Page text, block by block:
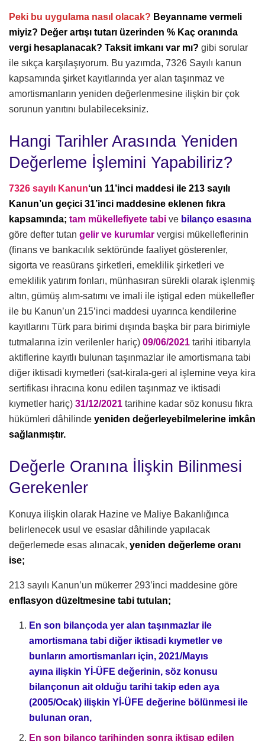
Peki bu uygulama nasıl olacak? Beyanname vermeli
miyiz? Değer artışı tutarı üzerinden % Kaç oranında
vergi hesaplanacak? Taksit imkanı var mı? gibi sorular
ile sıkça karşılaşıyorum. Bu yazımda, 7326 Sayılı kanun
kapsamında şirket kayıtlarında yer alan taşınmaz ve
amortismanların yeniden değerlenmesine ilişkin bir çok
sorunun yanıtını bulabileceksiniz.
Hangi Tarihler Arasında Yeniden
Değerleme İşlemini Yapabiliriz?
7326 sayılı Kanun‘un 11’inci maddesi ile 213 sayılı
Kanun’un geçici 31’inci maddesine eklenen fıkra
kapsamında; tam mükellefiyete tabi ve bilanço esasına
göre defter tutan gelir ve kurumlar vergisi mükelleflerinin
(finans ve bankacılık sektöründe faaliyet gösterenler,
sigorta ve reasürans şirketleri, emeklilik şirketleri ve
emeklilik yatırım fonları, münhasıran sürekli olarak işlenmiş
altın, gümüş alım-satımı ve imali ile iştigal eden mükellefler
ile bu Kanun’un 215’inci maddesi uyarınca kendilerine
kayıtlarını Türk para birimi dışında başka bir para birimiyle
tutmalarına izin verilenler hariç) 09/06/2021 tarihi itibarıyla
aktiflerine kayıtlı bulunan taşınmazlar ile amortismana tabi
diğer iktisadi kıymetleri (sat-kirala-geri al işlemine veya kira
sertifikası ihracına konu edilen taşınmaz ve iktisadi
kıymetler hariç) 31/12/2021 tarihine kadar söz konusu fıkra
hükümleri dâhilinde yeniden değerleyebilmelerine imkân
sağlanmıştır.
Değerle Oranına İlişkin Bilinmesi
Gerekenler
Konuya ilişkin olarak Hazine ve Maliye Bakanlığınca
belirlenecek usul ve esaslar dâhilinde yapılacak
değerlemede esas alınacak, yeniden değerleme oranı
ise;
213 sayılı Kanun’un mükerrer 293’inci maddesine göre
enflasyon düzeltmesine tabi tutulan;
En son bilançoda yer alan taşınmazlar ile
amortismana tabi diğer iktisadi kıymetler ve
bunların amortismanları için, 2021/Mayıs
ayına ilişkin Yİ-ÜFE değerinin, söz konusu
bilançonun ait olduğu tarihi takip eden aya
(2005/Ocak) ilişkin Yİ-ÜFE değerine bölünmesi ile
bulunan oran,
En son bilanço tarihinden sonra iktisap edilen